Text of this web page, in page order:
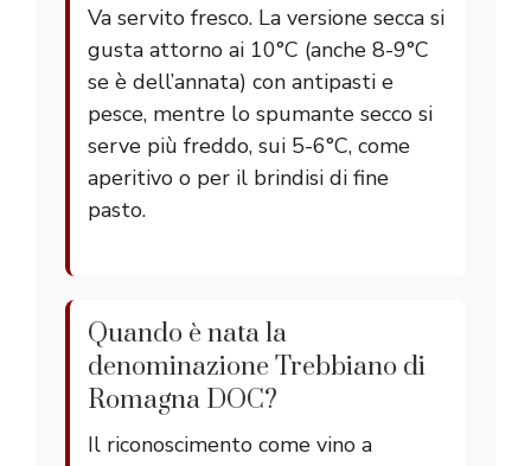
Va servito fresco. La versione secca si
gusta attorno ai 10°C (anche 8-9°C
se è dell’annata) con antipasti e
pesce, mentre lo spumante secco si
serve più freddo, sui 5-6°C, come
aperitivo o per il brindisi di fine
pasto.
Quando è nata la
denominazione Trebbiano di
Romagna DOC?
Il riconoscimento come vino a